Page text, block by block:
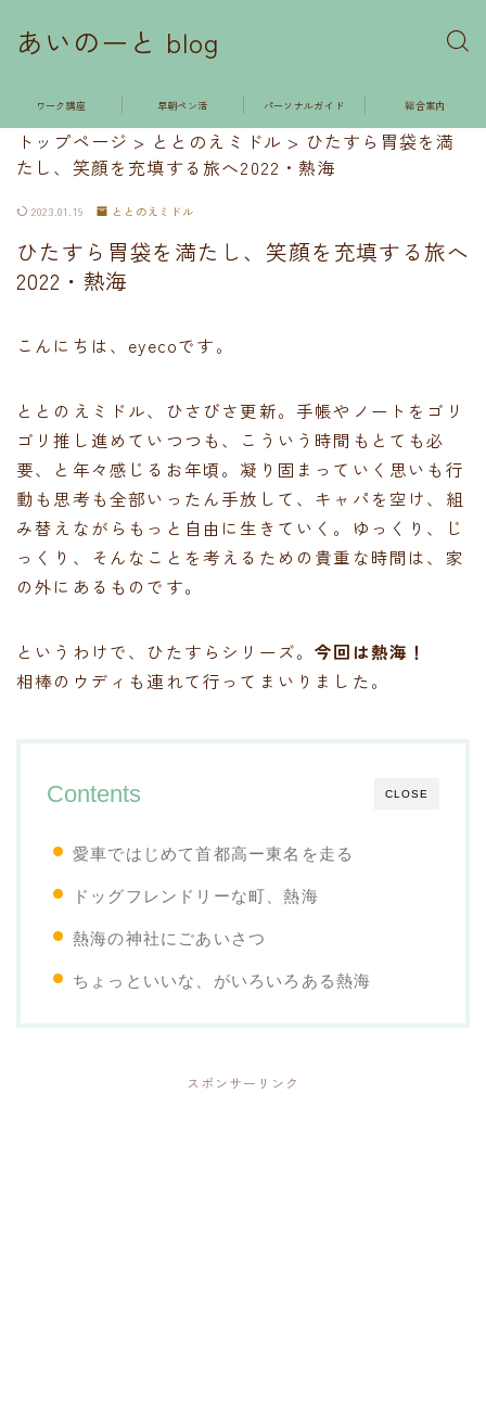
あいのーと blog
ワーク講座 早朝ペン活 パーソナルガイド 総合案内
トップページ > ととのえミドル > ひたすら胃袋を満
たし、笑顔を充填する旅へ2022・熱海
2023.01.19 ととのえミドル
ひたすら胃袋を満たし、笑顔を充填する旅へ
2022・熱海
こんにちは、eyecoです。
ととのえミドル、ひさびさ更新。手帳やノートをゴリ
ゴリ推し進めていつつも、こういう時間もとても必
要、と年々感じるお年頃。凝り固まっていく思いも行
動も思考も全部いったん手放して、キャパを空け、組
み替えながらもっと自由に生きていく。ゆっくり、じ
っくり、そんなことを考えるための貴重な時間は、家
の外にあるものです。
というわけで、ひたすらシリーズ。今回は熱海！
相棒のウディも連れて行ってまいりました。
CLOSE
Contents
愛車ではじめて首都高ー東名を走る
ドッグフレンドリーな町、熱海
熱海の神社にごあいさつ
ちょっといいな、がいろいろある熱海
スポンサーリンク